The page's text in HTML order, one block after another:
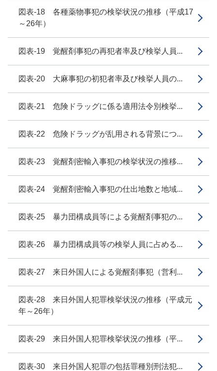
図表-18 各種薬物事犯の検挙状況の推移（平成17
～26年）
図表-19 覚醒剤事犯の再犯者率及び検挙人員...
図表-20 大麻事犯の初犯者率及び検挙人員の...
図表-21 危険ドラッグに係る適用法令別検挙...
図表-22 危険ドラッグが乱用される背景につ...
図表-23 覚醒剤密輸入事犯の検挙状況の推移...
図表-24 覚醒剤密輸入事犯の仕出地数と地域...
図表-25 暴力団構成員等による覚醒剤事犯の...
図表-26 暴力団構成員等の検挙人員に占める...
図表-27 来日外国人による覚醒剤事犯（営利...
図表-28 来日外国人犯罪検挙状況の推移（平成元
年～26年）
図表-29 来日外国人犯罪検挙状況の推移（平...
図表-30 来日外国人犯罪の包括罪種別刑法犯...